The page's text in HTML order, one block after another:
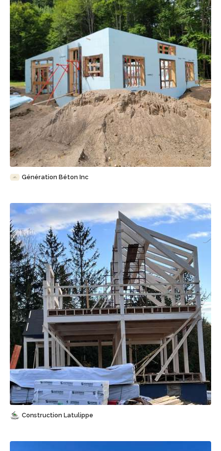
Sauvegarder
Génération Béton Inc
Sauvegarder
Construction Latulippe